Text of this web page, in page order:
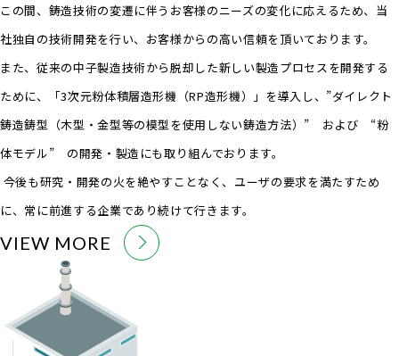
この間、鋳造技術の変遷に伴うお客様のニーズの変化に応えるため、当
社独自の技術開発を行い、お客様からの高い信頼を頂いております。
また、従来の中子製造技術から脱却した新しい製造プロセスを開発する
ために、「3次元粉体積層造形機（RP造形機）」を導入し、”ダイレクト
鋳造鋳型（木型・金型等の模型を使用しない鋳造方法）” および “粉
体モデル” の開発・製造にも取り組んでおります。
今後も研究・開発の火を絶やすことなく、ユーザの要求を満たすため
に、常に前進する企業であり続けて行きます。
VIEW MORE